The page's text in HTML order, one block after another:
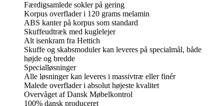
Færdigsamlede sokler på gering
Korpus overflader i 120 grams melamin
ABS kanter på korpus som standard
Skuffeudtræk med kuglelejer
Alt isenkram fra Hettich
Skuffe og skabsmoduler kan leveres på specialmål, både
højde og bredde
Specialløsninger
Alle løsninger kan leveres i massivtræ eller finér
Malede overflader i absolut højeste kvalitet
Overvåget af Dansk Møbelkontrol
100% dansk produceret